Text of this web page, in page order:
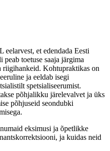
eelarvest, et edendada Eesti
toetuse saaja järgima
riigihankeid. Kohtupraktikas on
ja eeldab isegi
spetsialiseerumist.
põhjalikku järelevalvet ja üks
põhjuseid seondubki
eksimusi ja õpetlikke
ja kuidas neid